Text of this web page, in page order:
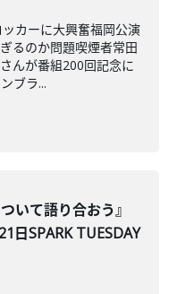
カーに大興奮福岡公演
るのか問題喫煙者常田
んが番組200回記念に
ブラ...
いて語り合おう』
日SPARK TUESDAY